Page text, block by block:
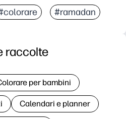
#ramadan
raccolte
per bambini
Calendari e planner